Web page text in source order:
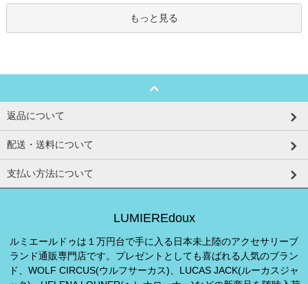
もっと見る
返品について
配送・送料について
支払い方法について
LUMIEREdoux
ルミエールドゥは１万円台で手に入る日本未上陸のアクセサリーブ
ランド通販専門店です。プレゼントとしても喜ばれる人気のブラン
ド、WOLF CIRCUS(ウルフサーカス)、LUCAS JACK(ルーカスジャ